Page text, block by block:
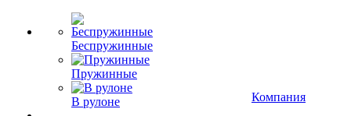
Беспружинные
Пружинные
В рулоне
Компания